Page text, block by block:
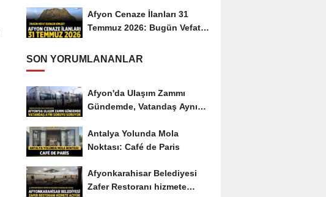
Afyon Cenaze İlanları 31
Temmuz 2026: Bugün Vefat
SON YORUMLANANLAR
Afyon'da Ulaşım Zammı
Gündemde, Vatandaş Aynı
Antalya Yolunda Mola
Noktası: Café de Paris
Afyonkarahisar Belediyesi
Zafer Restoranı hizmete